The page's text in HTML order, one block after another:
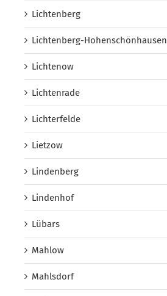
Lichtenberg
Lichtenberg-Hohenschönhausen
Lichtenow
Lichtenrade
Lichterfelde
Lietzow
Lindenberg
Lindenhof
Lübars
Mahlow
Mahlsdorf